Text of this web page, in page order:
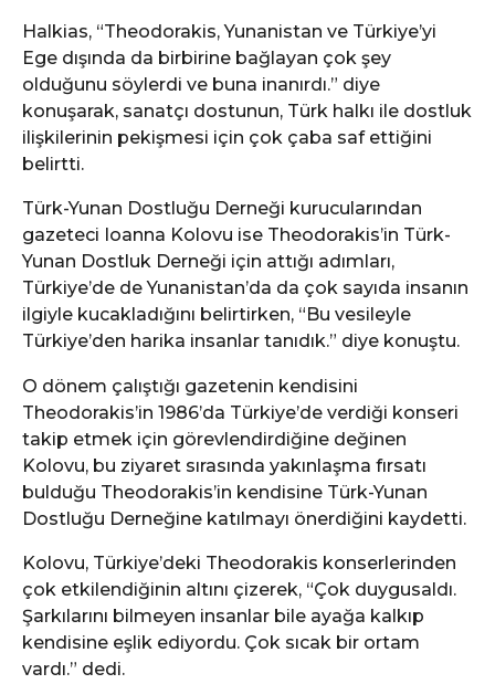
Halkias, “Theodorakis, Yunanistan ve Türkiye’yi
Ege dışında da birbirine bağlayan çok şey
olduğunu söylerdi ve buna inanırdı.” diye
konuşarak, sanatçı dostunun, Türk halkı ile dostluk
ilişkilerinin pekişmesi için çok çaba saf ettiğini
belirtti.
Türk-Yunan Dostluğu Derneği kurucularından
gazeteci Ioanna Kolovu ise Theodorakis’in Türk-
Yunan Dostluk Derneği için attığı adımları,
Türkiye’de de Yunanistan’da da çok sayıda insanın
ilgiyle kucakladığını belirtirken, “Bu vesileyle
Türkiye’den harika insanlar tanıdık.” diye konuştu.
O dönem çalıştığı gazetenin kendisini
Theodorakis’in 1986’da Türkiye’de verdiği konseri
takip etmek için görevlendirdiğine değinen
Kolovu, bu ziyaret sırasında yakınlaşma fırsatı
bulduğu Theodorakis’in kendisine Türk-Yunan
Dostluğu Derneğine katılmayı önerdiğini kaydetti.
Kolovu, Türkiye’deki Theodorakis konserlerinden
çok etkilendiğinin altını çizerek, “Çok duygusaldı.
Şarkılarını bilmeyen insanlar bile ayağa kalkıp
kendisine eşlik ediyordu. Çok sıcak bir ortam
vardı.” dedi.